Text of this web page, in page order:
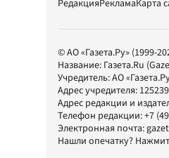
РедакцияРекламаКарта
© АО «Газета.Ру» (1999-
Название: Газета.Ru
Учредитель:АО
Адрес учредителя:
Адрес редакции и
Телефон редакции:+7
Электронная почта:
Нашли опечатку?